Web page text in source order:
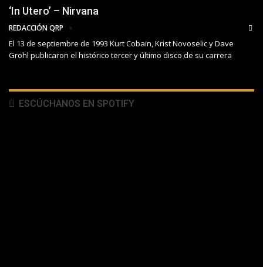
‘In Utero’ – Nirvana
REDACCIÓN QRP
El 13 de septiembre de 1993 Kurt Cobain, Krist Novoselic y Dave
Grohl publicaron el histórico tercer y último disco de su carrera
ESCÚCHANOS EN SPOTIFY